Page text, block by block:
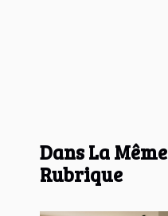
Dans La Même
Rubrique